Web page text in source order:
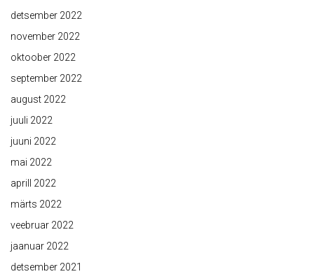
detsember 2022
november 2022
oktoober 2022
september 2022
august 2022
juuli 2022
juuni 2022
mai 2022
aprill 2022
märts 2022
veebruar 2022
jaanuar 2022
detsember 2021